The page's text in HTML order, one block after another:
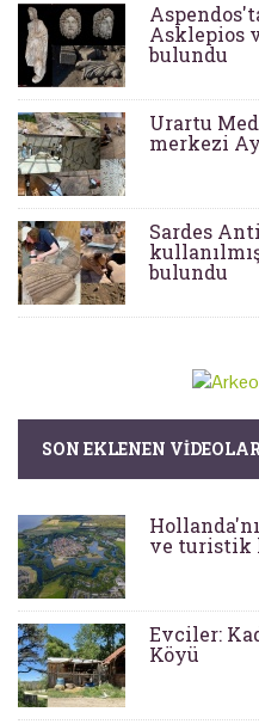
Asklepios
bulundu
Urartu
merkezi
Sardes
bulundu
SON EKLENEN
ve turistik
Evciler:
Köyü